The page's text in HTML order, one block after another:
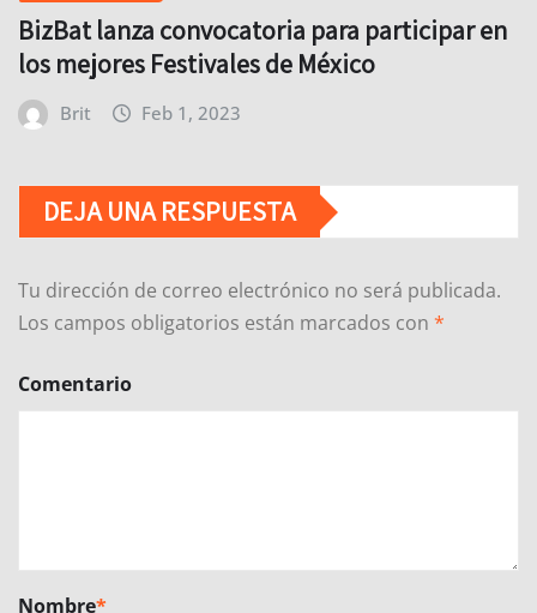
BizBat lanza convocatoria para participar en
los mejores Festivales de México
Brit Feb 1, 2023
DEJA UNA RESPUESTA
Tu dirección de correo electrónico no será publicada.
Los campos obligatorios están marcados con *
Comentario
Nombre*